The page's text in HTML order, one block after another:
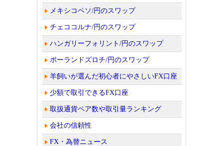
メキシコペソ/円のスワップ
チェココルナ/円のスワップ
ハンガリーフォリント/円のスワップ
ポーランドズロチ/円のスワップ
羊飼いが選んだ初心者にやさしいFX口座
少額で取引できるFX口座
取扱通貨ペア数や取引量ランキング
会社の信頼性
FX・為替ニュース